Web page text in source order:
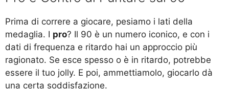
Prima di correre a giocare, pesiamo i lati della
medaglia. I pro? Il 90 è un numero iconico, e con i
dati di frequenza e ritardo hai un approccio più
ragionato. Se esce spesso o è in ritardo, potrebbe
essere il tuo jolly. E poi, ammettiamolo, giocarlo dà
una certa soddisfazione.